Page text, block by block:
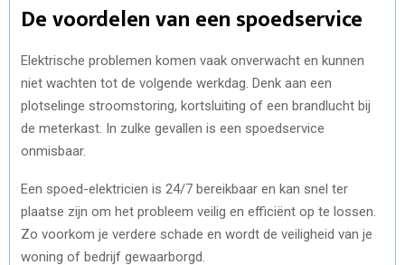
De voordelen van een spoedservice
Elektrische problemen komen vaak onverwacht en kunnen
niet wachten tot de volgende werkdag. Denk aan een
plotselinge stroomstoring, kortsluiting of een brandlucht bij
de meterkast. In zulke gevallen is een spoedservice
onmisbaar.
Een spoed-elektricien is 24/7 bereikbaar en kan snel ter
plaatse zijn om het probleem veilig en efficiënt op te lossen.
Zo voorkom je verdere schade en wordt de veiligheid van je
woning of bedrijf gewaarborgd.